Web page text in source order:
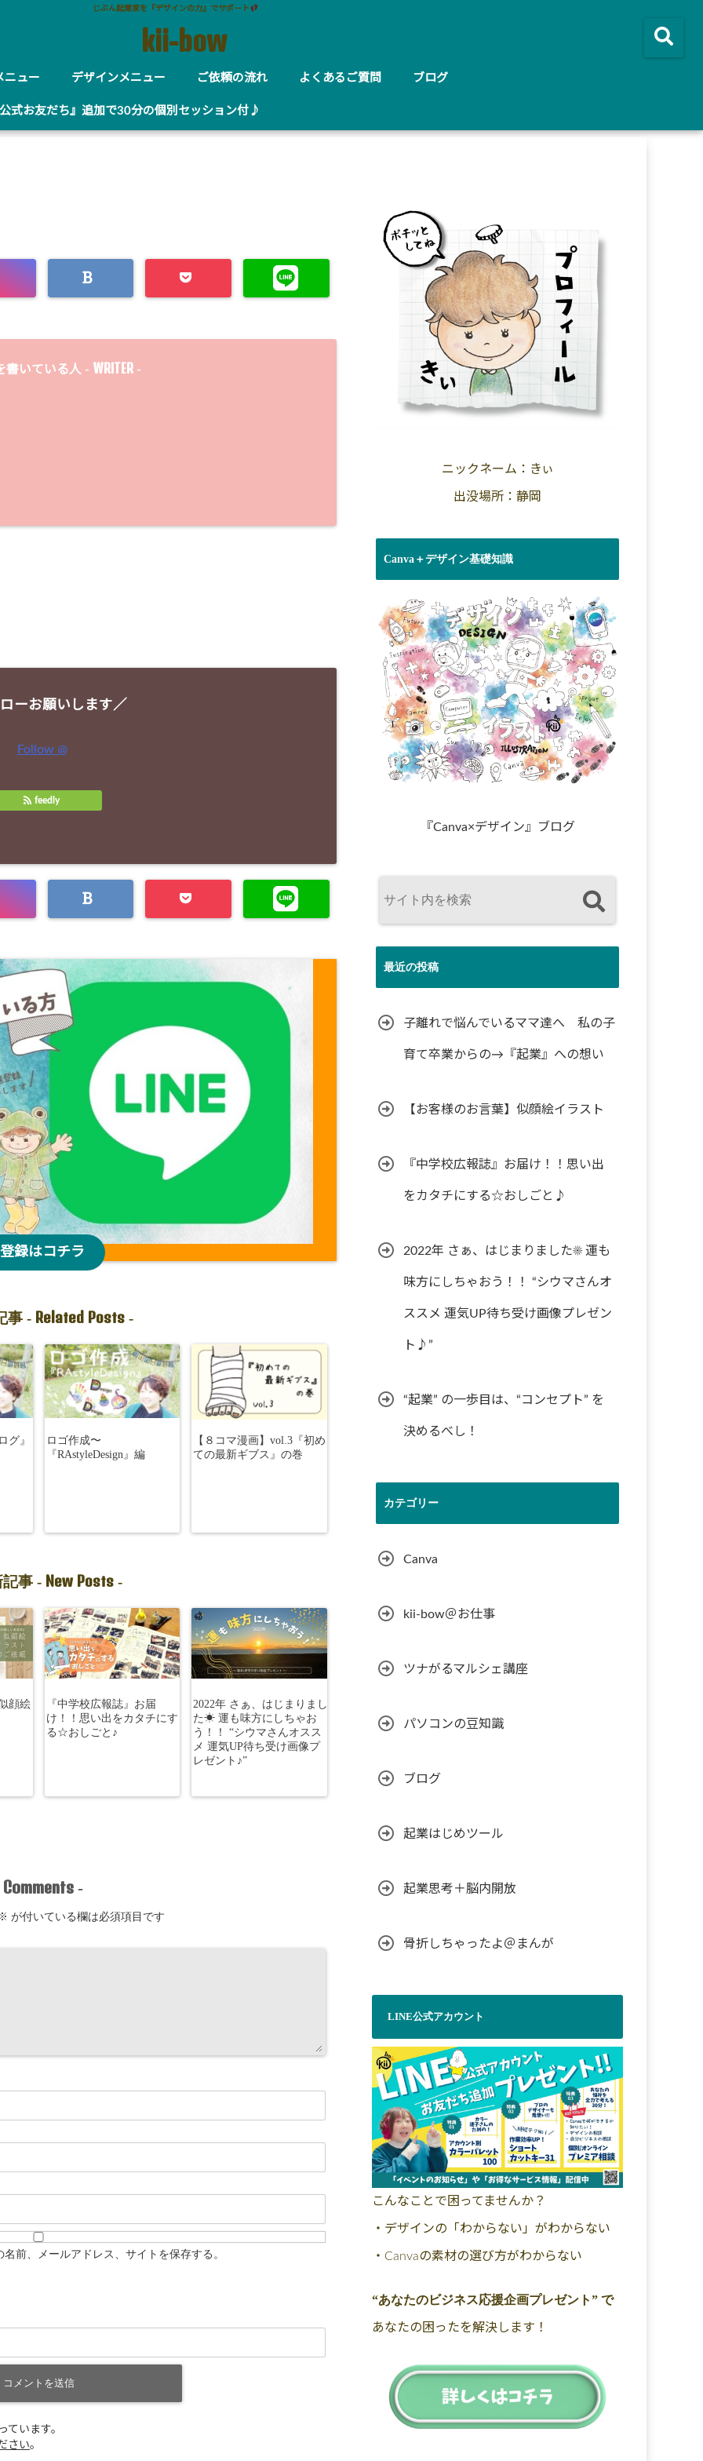
じぶん起業家を『デザインの力』でサポート
kii-bow
ニュー デザインメニュー ご依頼の流れ よくあるご質問 ブログ
式お友だち』追加で30分の個別セッション付♪
書いている人 - WRITER -
ーお願いします／
Follow @
feedly
登録はコチラ
事 - Related Posts-
グ』
ロゴ作成〜
『RAstyleDesign』編
【８コマ漫画】vol.3『初め
ての最新ギブス』の巻
事 - New Posts -
顔絵
『中学校広報誌』お届
け！！思い出をカタチにす
る☆おしごと♪
2022年 さぁ、はじまりまし
た☀︎ 運も味方にしちゃお
う！！ “シウマさんオスス
メ 運気UP待ち受け画像プ
レゼント♪”
Comments -
が付いている欄は必須項目です
前、メールアドレス、サイトを保存する。
ています。
さい。
ニックネーム：きぃ
出没場所：静岡
Canva＋デザイン基礎知識
『Canva×デザイン』ブログ
最近の投稿
子離れで悩んでいるママ達へ 私の子
育て卒業からの→『起業』への想い
【お客様のお言葉】似顔絵イラスト
『中学校広報誌』お届け！！思い出
をカタチにする☆おしごと♪
2022年 さぁ、はじまりました☀︎ 運も
味方にしちゃおう！！ “シウマさんオ
ススメ 運気UP待ち受け画像プレゼン
ト♪”
“起業” の一歩目は、“コンセプト” を
決めるべし！
カテゴリー
Canva
kii-bow＠お仕事
ツナがるマルシェ講座
パソコンの豆知識
ブログ
起業はじめツール
起業思考＋脳内開放
骨折しちゃったよ＠まんが
LINE公式アカウント
こんなことで困ってませんか？
・デザインの「わからない」がわからない
・Canvaの素材の選び方がわからない
“あなたのビジネス応援企画プレゼント” で
あなたの困ったを解決します！